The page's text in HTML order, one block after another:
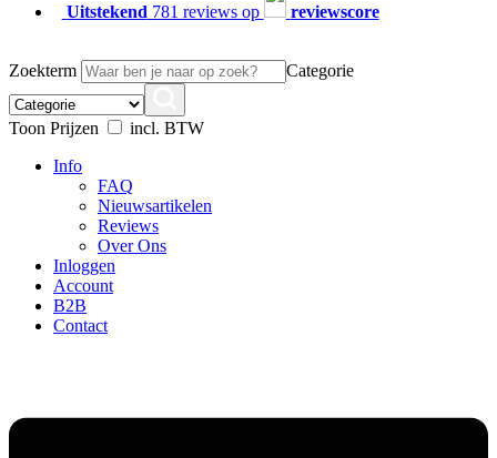
Uitstekend 781 reviews op reviewscore
Zoekterm Categorie
Toon Prijzen
incl. BTW
Info
FAQ
Nieuwsartikelen
Reviews
Over Ons
Inloggen
Account
B2B
Contact